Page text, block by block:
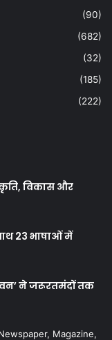
(90)
(682)
(32)
(185)
(222)
विकास और
23 भाषाओं में
ने जरूरतमंदों तक
Magazine,